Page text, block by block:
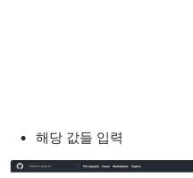
해당 값들 입력